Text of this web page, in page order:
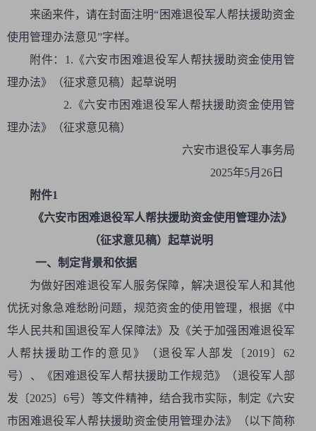
来函来件，请在封面注明“困难退役军人帮扶援助资金
使用管理办法意见”字样。
附件：1.《六安市困难退役军人帮扶援助资金使用管
理办法》（征求意见稿）起草说明
2.《六安市困难退役军人帮扶援助资金使用管
理办法》（征求意见稿）
六安市退役军人事务局
2025年5月26日
附件1
《六安市困难退役军人帮扶援助资金使用管理办法》
（征求意见稿）起草说明
一、制定背景和依据
为做好困难退役军人服务保障，解决退役军人和其他
优抚对象急难愁盼问题，规范资金的使用管理，根据《中
华人民共和国退役军人保障法》及《关于加强困难退役军
人帮扶援助工作的意见》（退役军人部发〔2019〕62
号）、《困难退役军人帮扶援助工作规范》（退役军人部
发〔2025〕6号）等文件精神，结合我市实际，制定《六安
市困难退役军人帮扶援助资金使用管理办法》（以下简称